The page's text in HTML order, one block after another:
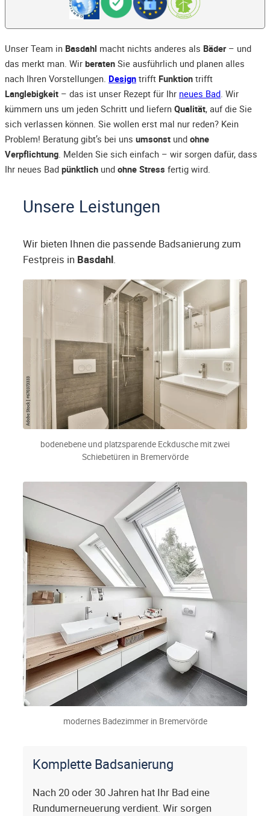
Unser Team in Basdahl macht nichts anderes als Bäder– und
das merkt man. Wir beraten Sie ausführlich und planen alles
nach Ihren Vorstellungen. Design trifft Funktion trifft
Langlebigkeit – das ist unser Rezept für Ihr neues Bad. Wir
kümmern uns um jeden Schritt und liefern Qualität, auf die Sie
sich verlassen können. Sie wollen erst mal nur reden? Kein
Problem! Beratung gibt’s bei uns umsonst und ohne
Verpflichtung. Melden Sie sich einfach – wir sorgen dafür, dass
Ihr neues Bad pünktlich und ohne Stress fertig wird.
Unsere Leistungen
Wir bieten Ihnen die passende Badsanierung zum
Festpreis in Basdahl.
bodenebene und platzsparende Eckdusche mit zwei
Schiebetüren in Bremervörde
modernes Badezimmer in Bremervörde
Komplette Badsanierung
Nach 20 oder 30 Jahren hat Ihr Bad eine
Rundumerneuerung verdient. Wir sorgen